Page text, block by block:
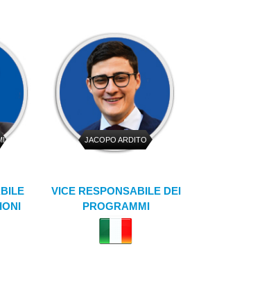
JACOPO ARDITO
VICE RESPONSABILE DEI
PROGRAMMI